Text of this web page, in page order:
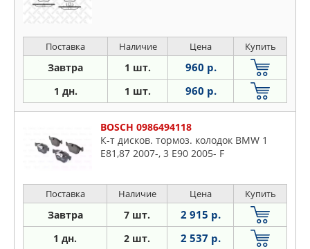
Поставка Наличие Цена Купить
Завтра 1 шт. 960 р.
1 дн. 1 шт. 960 р.
BOSCH 0986494118
К-т дисков. тормоз. колодок BMW 1
E81,87 2007-, 3 E90 2005- F
Поставка Наличие Цена Купить
Завтра 7 шт. 2 915 р.
1 дн. 2 шт. 2 537 р.